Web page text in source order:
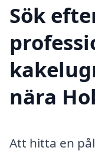
Sök
nära
Att hitta en